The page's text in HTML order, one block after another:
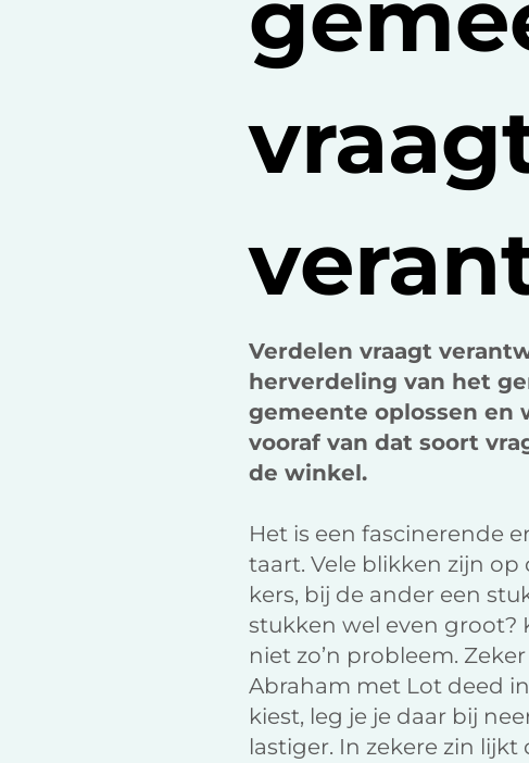
Verdelen vraagt
herverdeling van het
gemeente oplossen en
vooraf van dat soort
de winkel.
Het is een fascinerende
taart. Vele blikken zijn
kers, bij de ander een
stukken wel even groot?
niet zo’n probleem.
Abraham met Lot deed in
kiest, leg je je daar bij
lastiger. In zekere zin